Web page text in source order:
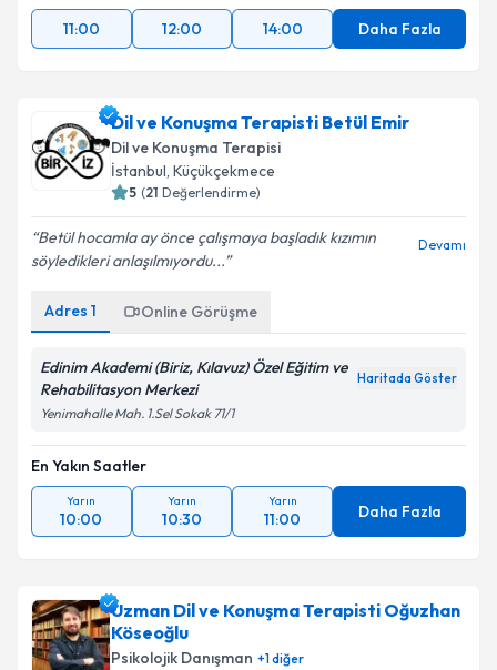
11:00
12:00 14:00 Daha Fazla
Dil ve Konuşma Terapisti Betül Emir
Dil ve Konuşma Terapisi
İstanbul, Küçükçekmece
5 (21 Değerlendirme)
Betül hocamla ay önce çalışmaya başladık kızımın
söyledikleri anlaşılmıyordu...
Devamı
Adres 1 Online Görüşme
Edinim Akademi (Biriz, Kılavuz) Özel Eğitim ve
Rehabilitasyon Merkezi
Haritada Göster
Yenimahalle Mah. 1.Sel Sokak 71/1
En Yakın Saatler
Yarın
10:00
Yarın
10:30
Yarın
11:00 Daha Fazla
Uzman Dil ve Konuşma Terapisti Oğuzhan
Köseoğlu
Psikolojik Danışman +1diğer